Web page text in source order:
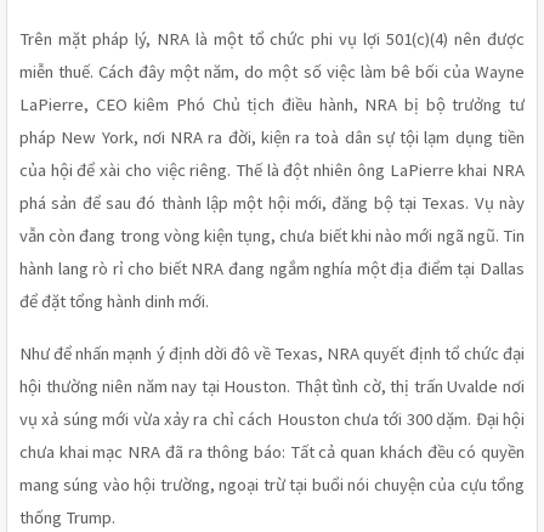
Trên mặt pháp lý, NRA là một tổ chức phi vụ lợi 501(c)(4) nên được
miễn thuế. Cách đây một năm, do một số việc làm bê bối của Wayne
LaPierre, CEO kiêm Phó Chủ tịch điều hành, NRA bị bộ trưởng tư
pháp New York, nơi NRA ra đời, kiện ra toà dân sự tội lạm dụng tiền
của hội để xài cho việc riêng. Thế là đột nhiên ông LaPierre khai NRA
phá sản để sau đó thành lập một hội mới, đăng bộ tại Texas. Vụ này
vẫn còn đang trong vòng kiện tụng, chưa biết khi nào mới ngã ngũ. Tin
hành lang rò rỉ cho biết NRA đang ngắm nghía một địa điểm tại Dallas
để đặt tổng hành dinh mới.
Như để nhấn mạnh ý định dời đô về Texas, NRA quyết định tổ chức đại
hội thường niên năm nay tại Houston. Thật tình cờ, thị trấn Uvalde nơi
vụ xả súng mới vừa xảy ra chỉ cách Houston chưa tới 300 dặm. Đại hội
chưa khai mạc NRA đã ra thông báo: Tất cả quan khách đều có quyền
mang súng vào hội trường, ngoại trừ tại buổi nói chuyện của cựu tổng
thống Trump.